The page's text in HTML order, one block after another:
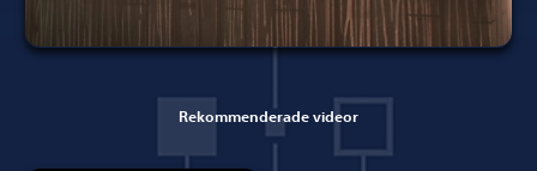
Rekommenderade videor